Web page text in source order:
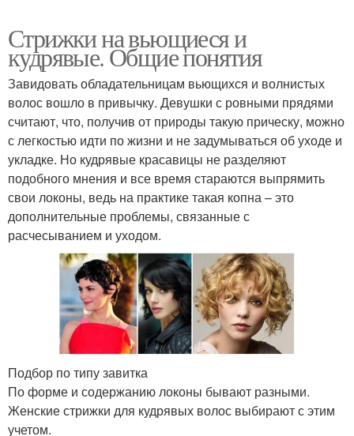
Стрижки на вьющиеся и
кудрявые. Общие понятия
Завидовать обладательницам вьющихся и волнистых
волос вошло в привычку. Девушки с ровными прядями
считают, что, получив от природы такую прическу, можно
с легкостью идти по жизни и не задумываться об уходе и
укладке. Но кудрявые красавицы не разделяют
подобного мнения и все время стараются выпрямить
свои локоны, ведь на практике такая копна – это
дополнительные проблемы, связанные с
расчесыванием и уходом.
Подбор по типу завитка
По форме и содержанию локоны бывают разными.
Женские стрижки для кудрявых волос выбирают с этим
учетом.